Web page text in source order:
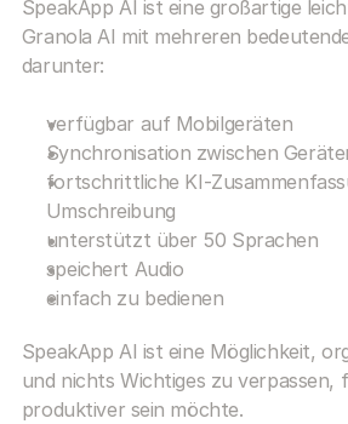
SpeakApp AI ist eine großartige
Granola AI mit mehreren
darunter:
verfügbar auf Mobilgeräten
Synchronisation zwischen
fortschrittliche KI-
Umschreibung
unterstützt über 50 Sprachen
speichert Audio
einfach zu bedienen
SpeakApp AI ist eine Möglichkeit,
und nichts Wichtiges zu verpassen,
produktiver sein möchte.